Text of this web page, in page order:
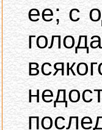
ее; с